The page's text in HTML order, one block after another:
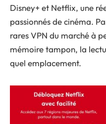
Disney+ et Netflix, une
passionnés de cinéma.
rares VPN du marché à
mémoire tampon, la
quel emplacement.